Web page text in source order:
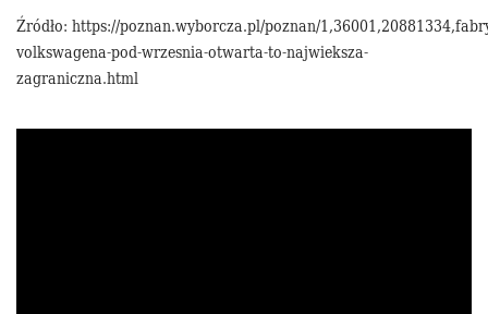
Źródło: https://poznan.wyborcza.pl/poznan/
volkswagena-pod-wrzesnia-otwarta-to-najwieksza-
zagraniczna.html